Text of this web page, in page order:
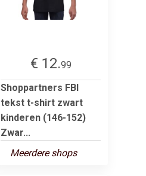
€ 12.99
Shoppartners FBI
tekst t-shirt zwart
kinderen (146-152)
Zwar...
Meerdere shops